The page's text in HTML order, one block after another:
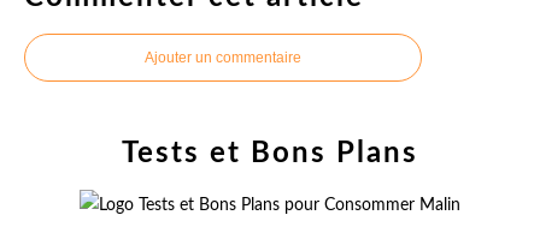
Ajouter un commentaire
Tests et Bons Plans